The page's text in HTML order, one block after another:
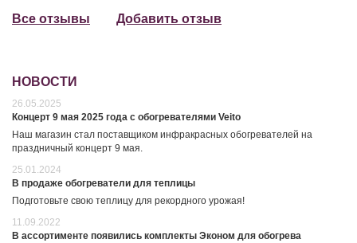
Все отзывы Добавить отзыв
НОВОСТИ
26.05.2025
Концерт 9 мая 2025 года с обогревателями Veito
Наш магазин стал поставщиком инфракрасных обогревателей на
праздничный концерт 9 мая.
25.01.2024
В продаже обогреватели для теплицы
Подготовьте свою теплицу для рекордного урожая!
11.09.2022
В ассортименте появились комплекты Эконом для обогрева